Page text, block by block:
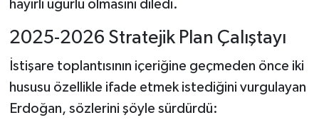
hayırlı uğurlu olmasını diledi.
2025-2026 Stratejik Plan Çalıştayı
İstişare toplantısının içeriğine geçmeden önce iki
hususu özellikle ifade etmek istediğini vurgulayan
Erdoğan, sözlerini şöyle sürdürdü: